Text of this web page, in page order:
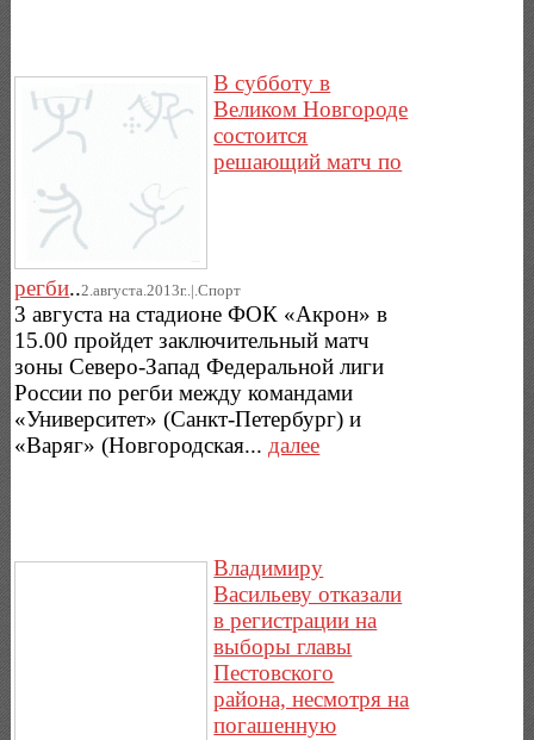
В субботу в
Великом Новгороде
состоится
решающий матч по
регби..2.августа.2013г..|.Спорт
3 августа на стадионе ФОК «Акрон» в
15.00 пройдет заключительный матч
зоны Северо-Запад Федеральной лиги
России по регби между командами
«Университет» (Санкт-Петербург) и
«Варяг» (Новгородская... далее
Владимиру
Васильеву отказали
в регистрации на
выборы главы
Пестовского
района, несмотря на
погашенную